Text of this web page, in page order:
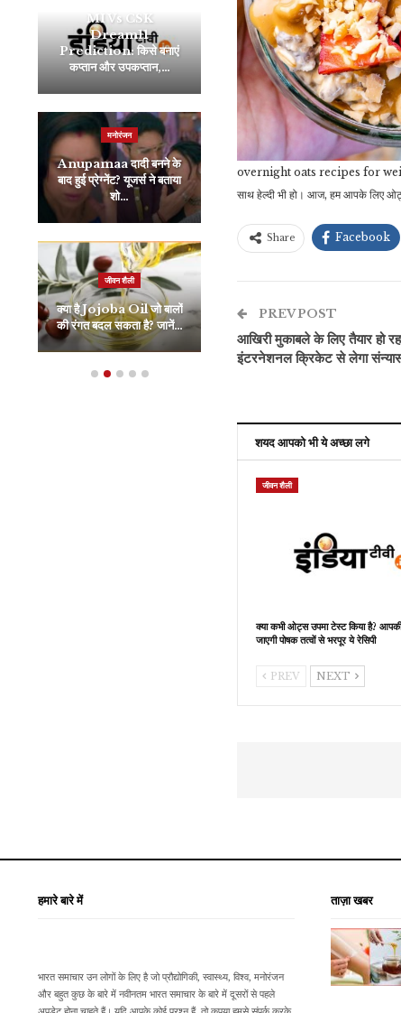
overnight oats recipes for
साथ हेल्दी भी हो। आज, हम आपके लिए
Share Facebook
PREV POST
आखिरी मुकाबले के लिए तैयार हो
इंटरनेशनल क्रिकेट से लेगा
शयद आपको भी ये अच्छा लगे
जीवन शैली
क्या कभी ओट्स उपमा टेस्ट किया है?
जाएगी पोषक तत्वों से भरपूर ये रेसिपी
PREV NEXT
MI Vs CSK
Dream11
Prediction: किसे बनाएं
कप्तान और उपकप्तान,…
मनोरंजन
Anupamaa दादी बनने के
बाद हुई प्रेग्नेंट? यूजर्स ने बताया
शो…
जीवन शैली
क्या है Jojoba Oil जो बालों
की रंगत बदल सकता है? जानें…
रौद्योगिकी
BSNL के इस प्लान पर
Jio-Airtel को भी नहीं हो
रहा भरोसा! फ्री…
करण जौहर के डिजाइनर कपड़ों
का कलेक्शन देख फराह हुईं
शॉक्ड,…
Hijack Case: पाकिस्तान
हमारे बारे में
भारत समाचार उन लोगों के लिए है जो प्रौद्योगिकी, स्वास्थ्य, विश्व, मनोरंजन
और बहुत कुछ के बारे में नवीनतम भारत समाचार के बारे में दूसरों से पहले
ताज़ा खबर